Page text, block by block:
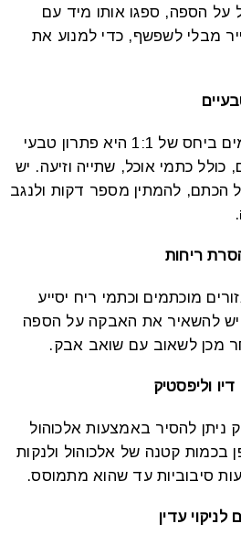
על הספה, ספגו אותו מיד עם
מבלי לשפשף, כדי למנוע את
תערובת של חומץ לבן ומים ביחס של 1:1 היא פתרון טבעי
כתמי אוכל, שתייה וזיעה. יש
להמתין מספר דקות ולנגב
ריחות
מוכתמים וכתמי ריח יסייע
יש להשאיר את האבקה על הספה
מכן לשאוב עם שואב אבק.
וליפסטיק
ניתן להסיר באמצעות אלכוהול
בכמות קטנה של אלכוהול ולנקות
סיבוביות עד שהוא מתמוסס.
לניקוי עדין